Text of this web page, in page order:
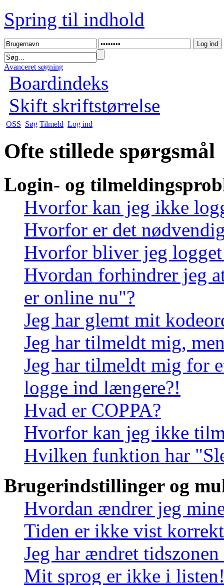
Spring til indhold
Avanceret søgning
Boardindeks
Skift skriftstørrelse
OSS Søg Tilmeld Log ind
Ofte stillede spørgsmål
Login- og
Hvorfor kan jeg ikke
Hvorfor er det
Hvorfor bliver jeg
Hvordan forhindrer jeg
er online nu"?
Jeg har glemt mit
Jeg har tilmeldt mig,
Jeg har tilmeldt mig for
logge ind længere?!
Hvad er COPPA?
Hvorfor kan jeg ikke
Hvilken funktion har
Brugerindstillinger og
Hvordan ændrer jeg
Tiden er ikke vist
Jeg har ændret
Mit sprog er ikke i